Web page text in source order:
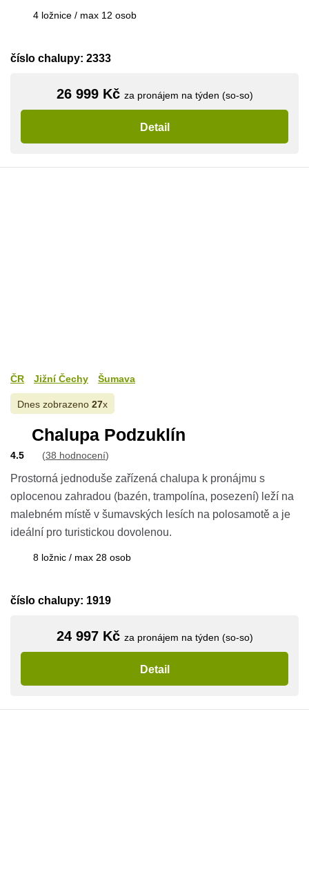
4 ložnice / max 12 osob
číslo chalupy: 2333
26 999 Kč za pronájem na týden (so-so)
Detail
ČR Jižní Čechy Šumava
Dnes zobrazeno 27x
Chalupa Podzuklín
4.5 (38 hodnocení)
Prostorná jednoduše zařízená chalupa k pronájmu s
oplocenou zahradou (bazén, trampolína, posezení) leží na
malebném místě v šumavských lesích na polosamotě a je
ideální pro turistickou dovolenou.
8 ložnic / max 28 osob
číslo chalupy: 1919
24 997 Kč za pronájem na týden (so-so)
Detail